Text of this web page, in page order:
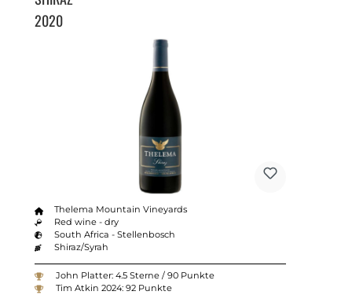
2020
Thelema Mountain Vineyards
Red wine - dry
South Africa - Stellenbosch
Shiraz/Syrah
John Platter: 4.5 Sterne / 90 Punkte
Tim Atkin 2024: 92 Punkte